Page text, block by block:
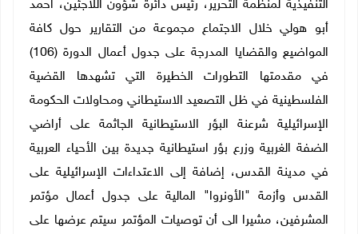
التنفيذية لمنظمة التحرير، رئيس دائرة شؤون اللاجئين، أحمد
أبو هولي خلال الاجتماع مجموعة من التقارير حول كافة
المواضيع والقضايا المدرجة على جدول أعمال الدورة (106)
في مقدمتها التطورات الخطيرة التي تشهدها القضية
الفلسطينية في ظل التصعيد الاستيطاني ومحاولات الحكومة
الإسرائيلية شرعنة البؤر الاستيطانية الجاثمة على أراضي
الضفة الغربية وزرع بؤر استيطانية جديدة بين الأحياء العربية
في مدينة القدس، إضافة إلى الاعتداءات الإسرائيلية على
القدس وأزمة "الأونروا" المالية على جدول أعمال مؤتمر
المشرفين، مشيرا الى أن توصيات المؤتمر سيتم عرضها على